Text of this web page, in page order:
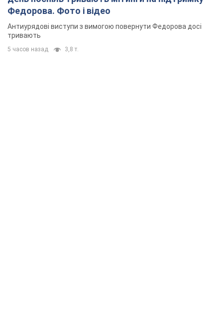
Федорова. Фото і відео
Антиурядові виступи з вимогою повернути Федорова досі
тривають
5 часов назад 3,8 т.